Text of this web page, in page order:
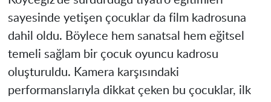
sayesinde yetişen çocuklar da film kadrosuna
dahil oldu. Böylece hem sanatsal hem eğitsel
temeli sağlam bir çocuk oyuncu kadrosu
oluşturuldu. Kamera karşısındaki
performanslarıyla dikkat çeken bu çocuklar, ilk